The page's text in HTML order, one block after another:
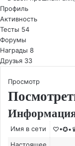
Профиль
Активность
Тесты 54
Форумы
Награды 8
Друзья 33
Просмотр
Имя в сети